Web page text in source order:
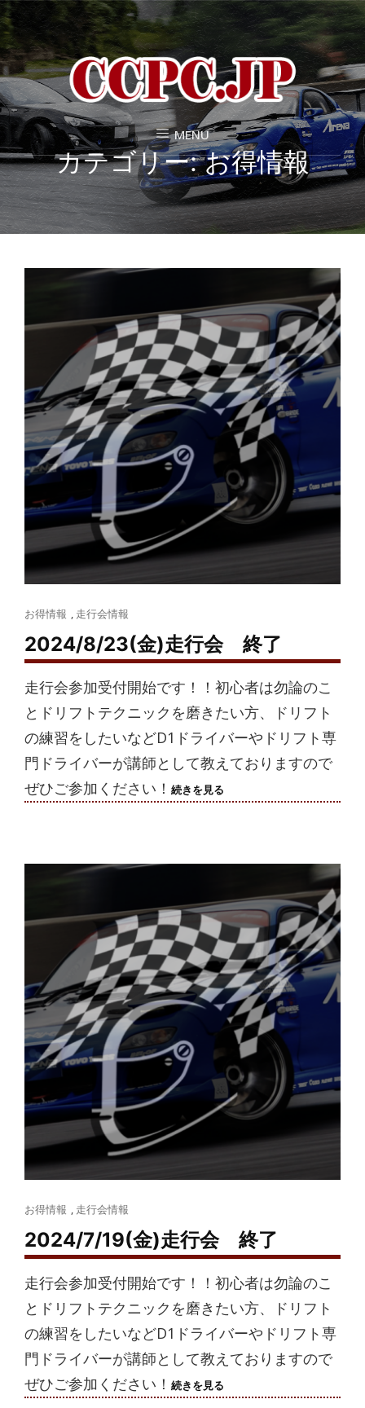
MENU
カテゴリー:お得情報
Cat
Links
お得情報 , 走行会情報
2024/8/23(金)走行会 終了
走行会参加受付開始です！！初心者は勿論のこ
とドリフトテクニックを磨きたい方、ドリフト
の練習をしたいなどD1ドライバーやドリフト専
門ドライバーが講師として教えておりますので
ぜひご参加ください！ 続きを見る
走
Cat
Links
お得情報 , 走行会情報
2024/7/19(金)走行会 終了
走行会参加受付開始です！！初心者は勿論のこ
とドリフトテクニックを磨きたい方、ドリフト
の練習をしたいなどD1ドライバーやドリフト専
門ドライバーが講師として教えておりますので
ぜひご参加ください！ 続きを見る
走